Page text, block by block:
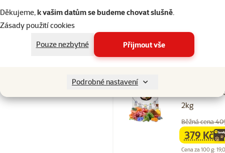
Děkujeme,k vašim datům se budeme chovat slušně.
Zásady použití cookies
Pouze nezbytné
Přijmout vše
Podrobné nastavení
Ontario Cat
2kg
Běžná cena
family
379 Kč
Cena za 100 g: